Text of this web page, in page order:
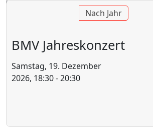
Nach Jahr
BMV Jahreskonzert
Samstag, 19. Dezember
2026, 18:30 - 20:30